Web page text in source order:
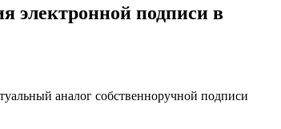
электронной подписи в
аналог собственноручной подписи